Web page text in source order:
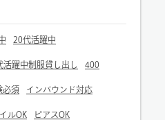
20代活躍中
活躍中制服貸し出し 400
必須 インバウンド対応
ルOK ピアスOK